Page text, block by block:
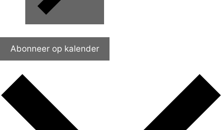
Abonneer op kalender